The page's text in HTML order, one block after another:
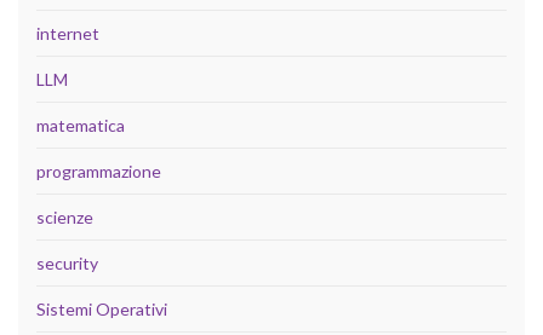
internet
LLM
matematica
programmazione
scienze
security
Sistemi Operativi